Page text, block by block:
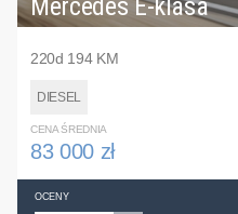
220d 194 KM
DIESEL
CENA ŚREDNIA
83 000 zł
OCENY